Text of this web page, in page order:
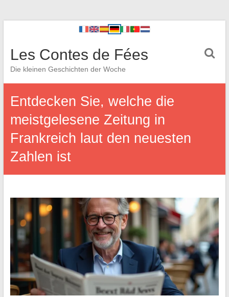
Les Contes de Fées
Die kleinen Geschichten der Woche
Entdecken Sie, welche die
meistgelesene Zeitung in
Frankreich laut den neuesten
Zahlen ist